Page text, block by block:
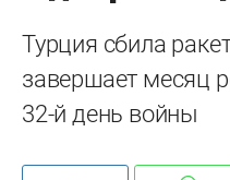
Турция сбила
завершает месяц
32-й день войны